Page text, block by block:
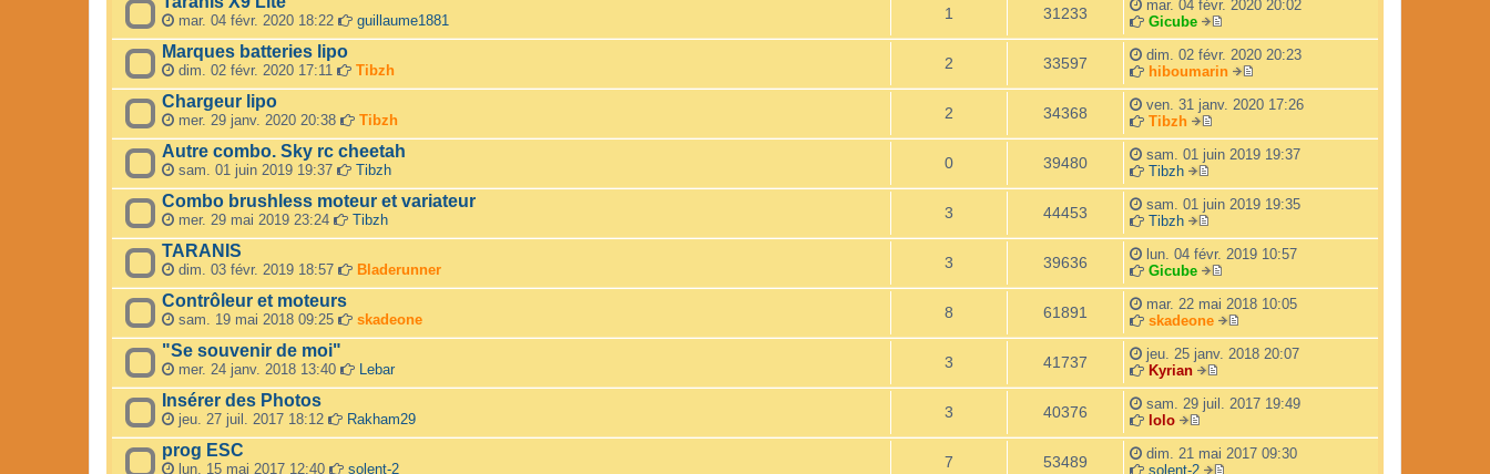
m
e
s
s
a
g
e
i
e
r
m
e
s
s
a
g
e
e
d
e
r
n
i
r
m
s
s
g
e
i
r
l
e
d
e
n
i
r
m
s
s
a
g
e
mar. 04 févr. 2020 18:22 guillaume1881 1 31233
mar. 04 févr. 2020 20:02
Gicube
V
o
i
r
l
d
e
n
i
r
m
s
s
a
g
Marques batteries lipo
dim. 02 févr. 2020 17:11 Tibzh 2 33597
dim. 02 févr. 2020 20:23
hiboumarin
V
o
r
l
d
e
n
i
r
m
s
s
g
e
Chargeur lipo
mer. 29 janv. 2020 20:38 Tibzh 2 34368
ven. 31 janv. 2020 17:26
Tibzh
V
o
r
l
d
e
r
n
i
e
r
m
e
s
s
g
e
Autre combo. Sky rc cheetah
sam. 01 juin 2019 19:37 Tibzh 0 39480
sam. 01 juin 2019 19:37
Tibzh
V
o
r
l
e
d
e
r
n
i
e
r
m
s
s
a
Combo brushless moteur et variateur
mer. 29 mai 2019 23:24 Tibzh 3 44453
sam. 01 juin 2019 19:35
Tibzh
V
o
i
r
l
e
d
e
r
n
r
m
e
TARANIS
dim. 03 févr. 2019 18:57 Bladerunner 3 39636
lun. 04 févr. 2019 10:57
Gicube
V
o
i
r
d
n
e
Contrôleur et moteurs
sam. 19 mai 2018 09:25 skadeone 8 61891
mar. 22 mai 2018 10:05
skadeone
V
o
r
l
d
e
"Se souvenir de moi"
mer. 24 janv. 2018 13:40 Lebar 3 41737
jeu. 25 janv. 2018 20:07
Kyrian
V
o
r
l
e
Insérer des Photos
jeu. 27 juil. 2017 18:12 Rakham29 3 40376
sam. 29 juil. 2017 19:49
lolo
V
o
prog ESC
lun. 15 mai 2017 12:40 solent-2 7 53489
dim. 21 mai 2017 09:30
solent-2